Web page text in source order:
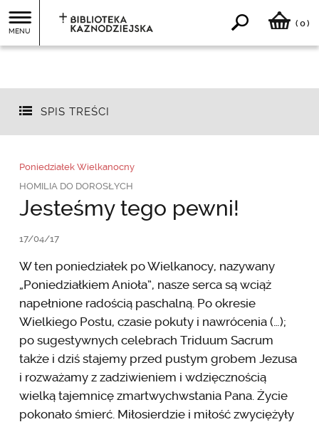
MENU
( 0)
SPIS TREŚCI
Poniedziałek Wielkanocny
HOMILIA DO DOROSŁYCH
Jesteśmy tego pewni!
17/04/17
W ten poniedziałek po Wielkanocy, nazywany
„Poniedziałkiem Anioła”, nasze serca są wciąż
napełnione radością paschalną. Po okresie
Wielkiego Postu, czasie pokuty i nawrócenia (…);
po sugestywnych celebrach Triduum Sacrum
także i dziś stajemy przed pustym grobem Jezusa
i rozważamy z zadziwieniem i wdzięcznością
wielką tajemnicę zmartwychwstania Pana. Życie
pokonało śmierć. Miłosierdzie i miłość zwyciężyły